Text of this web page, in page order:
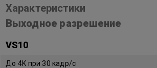
Характеристики
Выходное разрешение
VS10
До 4K при 30 кадр/с